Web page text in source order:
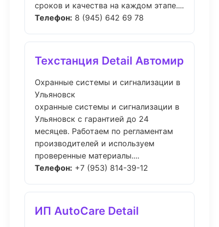
сроков и качества на каждом этапе....
Телефон: 8 (945) 642 69 78
Техстанция Detail Автомир
Охранные системы и сигнализации в
Ульяновск
охранные системы и сигнализации в
Ульяновск с гарантией до 24
месяцев. Работаем по регламентам
производителей и используем
проверенные материалы....
Телефон: +7 (953) 814-39-12
ИП AutoCare Detail